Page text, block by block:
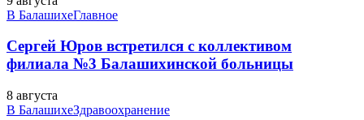
В БалашихеГлавное
Сергей Юров встретился с коллективом
филиала №3 Балашихинской больницы
8 августа
В БалашихеЗдравоохранение